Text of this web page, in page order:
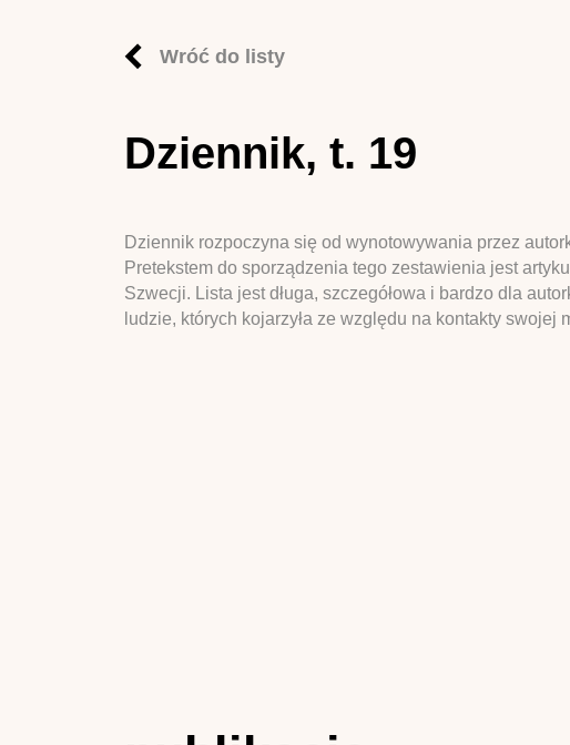
Wróć do listy
Dziennik, t. 19
Dziennik rozpoczyna się od wynotowywania przez
Pretekstem do sporządzenia tego zestawienia jest
Szwecji. Lista jest długa, szczegółowa i bardzo dla
ludzie, których kojarzyła ze względu na kontakty swojej